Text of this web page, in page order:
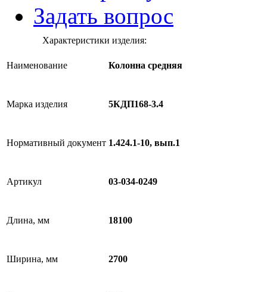
Задать вопрос
Характеристики изделия:
Наименование Колонна средняя
Марка изделия 5КДП168-3.4
Нормативный документ 1.424.1-10, вып.1
Артикул 03-034-0249
Длина, мм 18100
Ширина, мм 2700